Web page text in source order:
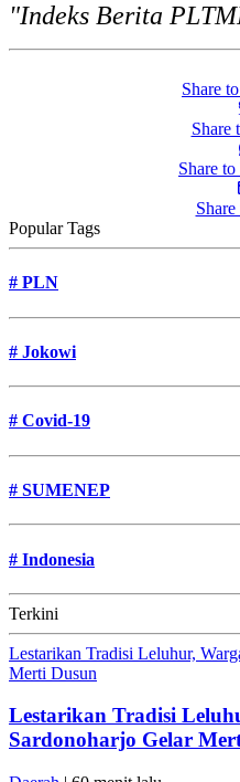
"Indeks Berita
Share
Share
Share
Popular Tags
# PLN
# Jokowi
# Covid-19
# SUMENEP
# Indonesia
Terkini
Lestarikan Tradisi Leluhur,
Merti Dusun
Lestarikan Tradisi
Sardonoharjo Gelar